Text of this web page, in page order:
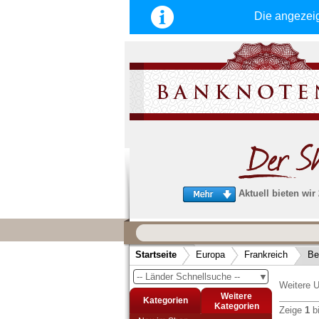
Die
Aktuell bieten wir
schnellen, sicheren und
Service
Schneller und sicherer Versand-
Bestellungen werktags bis 14:00 Uhr,
noch am selben Tag verschickt
(Versand mit DHL oder Deutsche Post)
Startseite Europa Frankreich
▼
-- Länder Schnellsuche --
Kategorien
Weitere
Kategorien
Weitere
Zeige 1